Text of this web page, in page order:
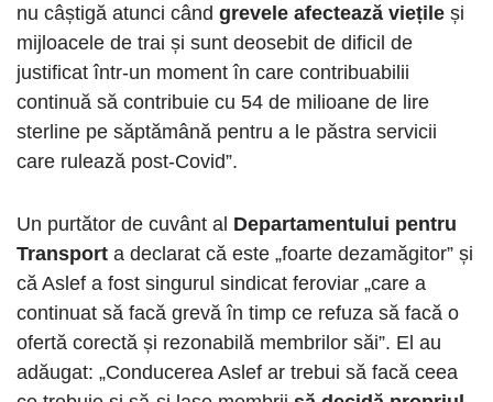
nu câștigă atunci când grevele afectează viețile și
mijloacele de trai și sunt deosebit de dificil de
justificat într-un moment în care contribuabilii
continuă să contribuie cu 54 de milioane de lire
sterline pe săptămână pentru a le păstra servicii
care rulează post-Covid”.
Un purtător de cuvânt al Departamentului pentru
Transport a declarat că este „foarte dezamăgitor” și
că Aslef a fost singurul sindicat feroviar „care a
continuat să facă grevă în timp ce refuza să facă o
ofertă corectă și rezonabilă membrilor săi”. El au
adăugat: „Conducerea Aslef ar trebui să facă ceea